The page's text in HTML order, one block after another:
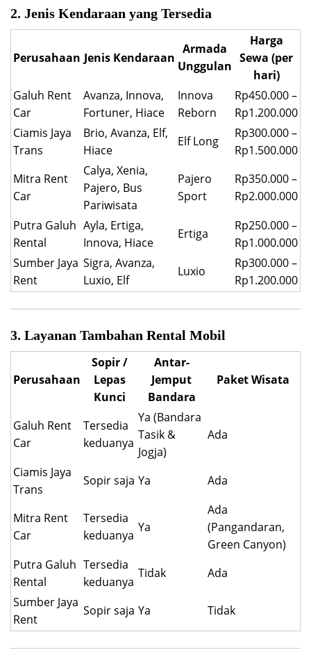
2. Jenis Kendaraan yang Tersedia
Perusahaan Jenis Kendaraan
Armada
Unggulan
Harga
Sewa (per
hari)
Galuh Rent
Car
Avanza, Innova,
Fortuner, Hiace
Innova
Reborn
Rp450.000 –
Rp1.200.000
Ciamis Jaya
Trans
Brio, Avanza, Elf,
Hiace
Elf Long
Rp300.000 –
Rp1.500.000
Mitra Rent
Car
Calya, Xenia,
Pajero, Bus
Pariwisata
Pajero
Sport
Rp350.000 –
Rp2.000.000
Putra Galuh
Rental
Ayla, Ertiga,
Innova, Hiace
Ertiga
Rp250.000 –
Rp1.000.000
Sumber Jaya
Rent
Sigra, Avanza,
Luxio, Elf
Luxio
Rp300.000 –
Rp1.200.000
3. Layanan Tambahan Rental Mobil
Perusahaan
Sopir /
Lepas
Kunci
Antar-
Jemput
Bandara
Paket Wisata
Galuh Rent
Car
Tersedia
keduanya
Ya (Bandara
Tasik &
Jogja)
Ada
Ciamis Jaya
Trans
Sopir saja Ya Ada
Mitra Rent
Car
Tersedia
keduanya
Ya
Ada
(Pangandaran,
Green Canyon)
Putra Galuh
Rental
Tersedia
keduanya
Tidak
Ada
Sumber Jaya
Rent
Sopir saja Ya Tidak